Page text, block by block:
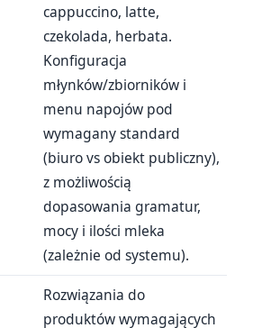
cappuccino, latte,
czekolada, herbata.
Konfiguracja
młynków/zbiorników i
menu napojów pod
wymagany standard
(biuro vs obiekt publiczny),
z możliwością
dopasowania gramatur,
mocy i ilości mleka
(zależnie od systemu).
Rozwiązania do
produktów wymagających